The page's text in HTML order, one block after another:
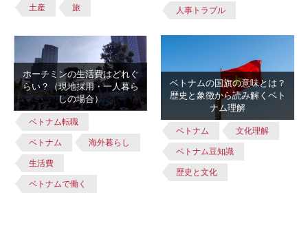
土産 旅 人事トラブル
ホーチミンの生活費はどれぐ
らい？（現地採用・一人暮ら
しの場合）
ベトナム転職
ベトナム 海外暮らし
生活費
ベトナムで働く
ベトナムの国旗の意味とは？
歴史と象徴から読み解くベト
ナム理解
ベトナム 文化理解
ベトナム豆知識
歴史と文化